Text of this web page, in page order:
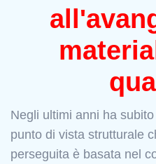
Negli ultimi anni ha
punto di vista strutturale
perseguita è basata nel